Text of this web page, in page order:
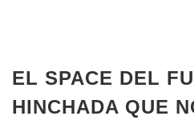
EL SPACE DEL
HINCHADA QUE